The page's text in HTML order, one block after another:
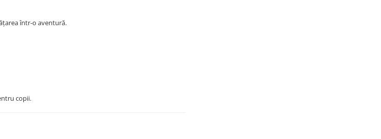
într-o aventură.
copii.